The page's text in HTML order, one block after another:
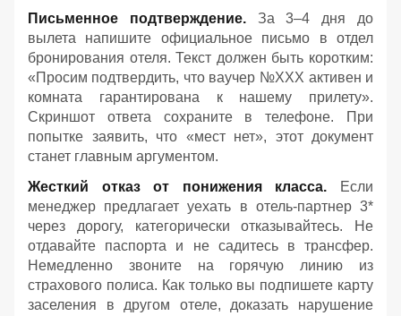
Письменное подтверждение.За 3–4 дня до
вылета напишите официальное письмо в отдел
бронирования отеля. Текст должен быть коротким:
«Просим подтвердить, что ваучер №ХХХ активен и
комната гарантирована к нашему прилету».
Скриншот ответа сохраните в телефоне. При
попытке заявить, что «мест нет», этот документ
станет главным аргументом.
Жесткий отказ от понижения класса. Если
менеджер предлагает уехать в отель-партнер 3*
через дорогу, категорически отказывайтесь. Не
отдавайте паспорта и не садитесь в трансфер.
Немедленно звоните на горячую линию из
страхового полиса. Как только вы подпишете карту
заселения в другом отеле, доказать нарушение